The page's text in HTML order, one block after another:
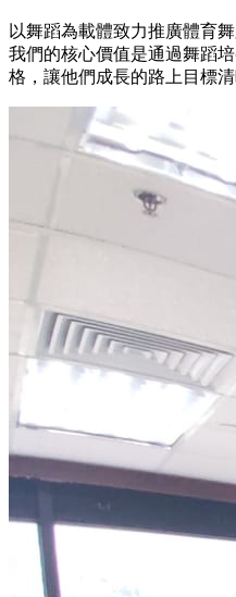
以舞蹈為載體致力推廣體育
我們的核心價值是通過舞蹈
格，讓他們成長的路上目標